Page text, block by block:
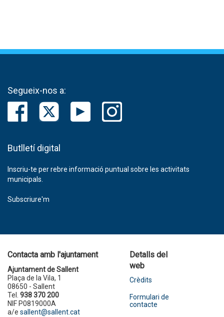
Segueix-nos a:
Butlletí digital
Inscriu-te per rebre informació puntual sobre les activitats
municipals.
Subscriure'm
Contacta amb l'ajuntament
Ajuntament de Sallent
Plaça de la Vila, 1
08650 - Sallent
Tel. 938 370 200
NIF P0819000A
a/e sallent@sallent.cat
Detalls del
web
Crèdits
Formulari de
contacte